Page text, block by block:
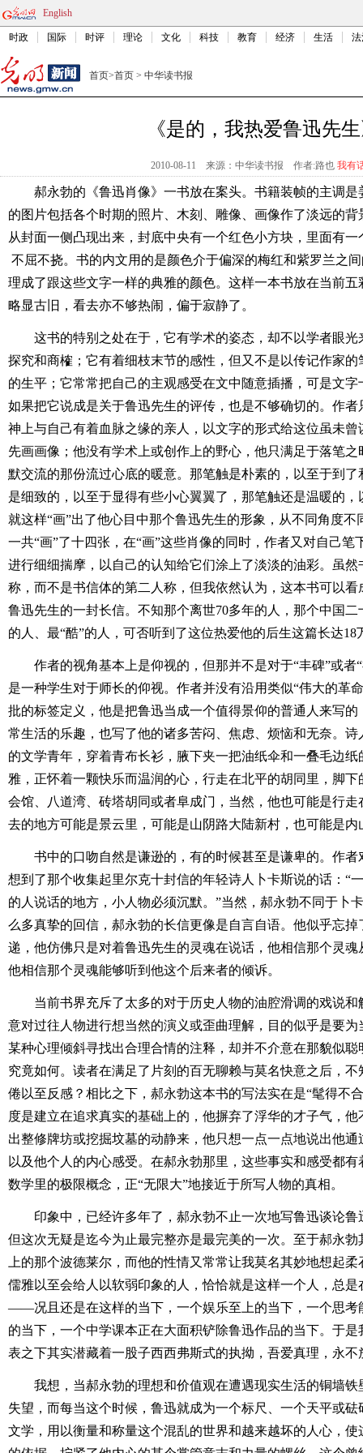
English
时政 国际 时评 理论 文化 科技 教育 经济 生活
首页>首页 > 中华读书报
《是的，我热爱鲁迅先
2010-08-11 来源：中华读书报 作者:路也 我有
郝永勃的《鲁迅肖像》一书放在案头。书籍装帧的主调
的图片包括各个时期的照片、木刻、雕像、画像作了淡远的
从封面一侧凸现出来，封底中央有一个红色小方块，里面有
不屈不挠。书的内文用的是颜色介于偏深的梅红和紫罗兰之
理成了跟这些文字一样的典雅的颜色。这样一本书放在当前
略显古旧，看去亦不够热闹，偏于寂静了。
这书的特别之处在于，它有学术的姿态，却不以学者眼
探究和商榷；它有着细枝末节的感性，但又不是以传记作家
的生平；它常常把自己的主观感受在文中随意插播，可是文
如果把它说成是关于鲁迅先生的评传，也是不够确切的。作
神上与自己有着血脉之缘的亲人，以文字的形式给这位虽未
先画画像；他没有学术上或创作上的野心，他只满足于落笔
默交流的那份流过心底的暖意。那笔触是朴素的，以至于到
是细致的，以至于显得有些小心翼翼了，那笔触还是温暖的
就这样“画”出了他心目中那个鲁迅先生的形象，从不同角度
一共“画”了十四张，在“画”这些肖像的同时，作者又对自己笔
进行细细揣摩，以自己的认知给它们涂上了淡淡的油彩。虽
称，而不是书信体的第二人称，但我依然认为，这本书可以
鲁迅先生的一封长信。不知那个离世70多年的人，那个中国
的人、最“酷”的人，可否听到了这位热爱他的后生这篇长达18
作者的视角基本上是仰视的，但那并不是对于“丰碑”或者
是一种学生对于师长的仰视。作者并没有沿用类似“伟大的革
批的标签定义，他是把鲁迅当成一个值得景仰的普通人来写
常生活的乐趣，也写了他的诸多苦闷、焦虑、烦恼和无奈。
的文学青年，穿着青布长衫，腋下夹一把油纸伞和一叠毛边
雅，正怀着一颗快乐而温润的心，行走在北平的胡同里，脚
会馆、八道湾、砖塔胡同或者阜成门，当然，他也可能是行
去的地方可能是景云里，可能是山阴路大陆新村，也可能是内
书中的口吻自然是谦逊的，有的时候甚至是谦卑的。作
想到了那个收集起里尔克十封信的年轻诗人卜卡斯说的话：“
的人说话的地方，小人物必须沉默。”当然，郝永勃不同于卜
么多真挚的回信，郝永勃的长信更像是自言自语。他似乎忘
递，他仿佛只是对着鲁迅先生的灵魂在说话，他相信那个灵
他相信那个灵魂能够听到他这个后来者的倾诉。
当前书界充斥了太多的对于历史人物的油腔滑调的戏说和
意对过往人物进行想当然的演义或歪曲理解，目的似乎是要
某种心理倾斜寻找出合理合情的注释，却并不介意在那貌似
究竟如何。读者在满足了片刻的百无聊赖与莫名快意之后，
倦以至反感？相比之下，郝永勃这本书的写法实在是“髦得不
度是建立在追求真实的基础上的，他摒弃了浮华的才子气，
出整修牌坊或挖掘坟墓的动静来，他只想一点一点地说出他
以及他个人的内心感受。在郝永勃那里，这些事实和感受都
数学里的极限概念，正“无限大”地接近于所写人物的真相。
印象中，已经许多年了，郝永勃不止一次地写鲁迅谈论
但这次无疑是迄今为止最完整亦是最完美的一次。至于郝永
上的那个波德莱尔，而他的性情又常常让我莫名其妙地想起
儒雅以至会给人以软弱印象的人，恰恰就是这样一个人，总
――况且还是在这样的当下，一个娱乐至上的当下，一个思考
的当下，一个中学课本正在大面积铲除鲁迅作品的当下。于
表之下其实潜藏着一股子西西弗斯式的执拗，吾爱真理，永不
我想，当郝永勃的理想和价值观在遭遇现实生活的铜墙
失望，而每当这个时候，鲁迅就成为一个标尺、一个天平或
文学，用以衡量和称量这个混乱的世界和越来越坏的人心，